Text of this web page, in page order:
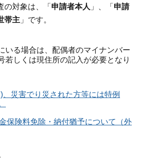
の対象は、「 申請者本人 」、「 申請
帯主 」です。
いる場合は、配偶者のマイナンバー
若しくは現住所の記入が必要となり
、災害でり災された方等には特例
保険料免除・納付猶予について（外